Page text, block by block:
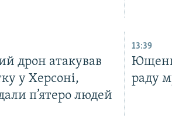
дрон атакував
у Херсоні,
п’ятеро людей
13:39
раду